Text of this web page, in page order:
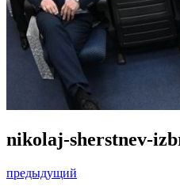
nikolaj-sherstnev-
предыдущий